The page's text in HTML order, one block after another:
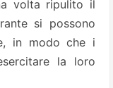
volta ripulito il
si possono
in modo che i
la loro